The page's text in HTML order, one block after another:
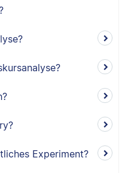
Experiment?